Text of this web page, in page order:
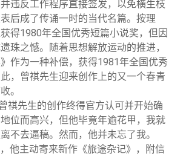
并违反工作程序直接签发，以免横生枝
后成了传诵一时的当代名篇。按理
得1980年全国优秀短篇小说奖，但因
珠之憾。随着思想解放运动的推进，
作为一种补偿，获得1981年全国优秀
，曾祺先生迎来创作上的又一个春青
。
祺先生的创作终得官方认可并开始确
位而高兴，但他毕竟年逾花甲，我就
不去逼稿。然而，他并未忘了我。
他主动寄来新作《旅途杂记》，附信